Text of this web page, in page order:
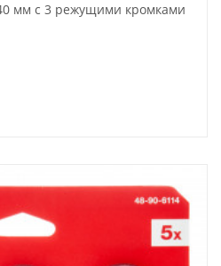
мм с 3 режущими кромками